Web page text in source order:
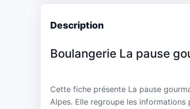
Description
Boulangerie La pause
Cette fiche présente La pause
Alpes. Elle regroupe les